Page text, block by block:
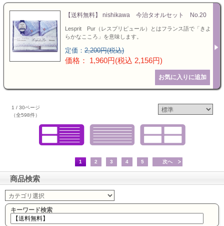
【送料無料】 nishikawa 今治タオルセット No.20
Lesprit Pur（レスプリピュール）とはフランス語で「きよ
らかなこころ」を意味します。
定価： 2,200円(税込)
価格： 1,960円(税込 2,156円)
1 / 30ページ
（全598件）
1 2 3 4 5 次へ
商品検索
キーワード検索